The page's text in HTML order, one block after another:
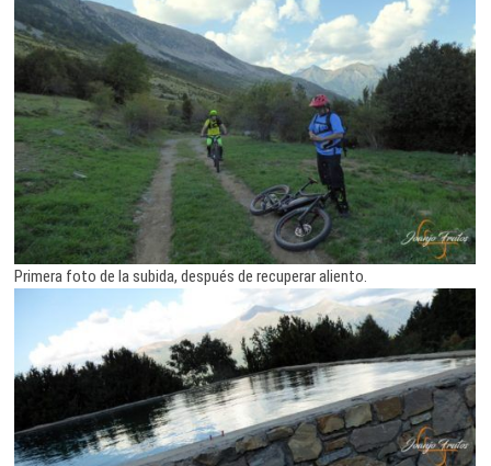
Primera foto de la subida, después de recuperar aliento.